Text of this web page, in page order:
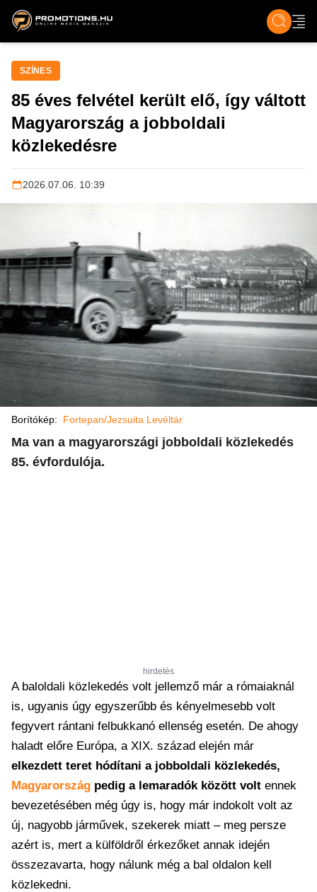
ZENE, FILM & KULT ÉLET TECH &
SZÍNES
85 éves felvétel került elő, így váltott
Magyarország a jobboldali
közlekedésre
2026.07.06. 10:39
Borítókép: Fortepan/Jezsuita Levéltár
Ma van a magyarországi jobboldali közlekedés
85. évfordulója.
hirdetés
A baloldali közlekedés volt jellemző már a rómaiaknál
is, ugyanis úgy egyszerűbb és kényelmesebb volt
fegyvert rántani felbukkanó ellenség esetén. De ahogy
haladt előre Európa, a XIX. század elején már
elkezdett teret hódítani a jobboldali közlekedés,
Magyarország pedig a lemaradók között volt ennek
bevezetésében még úgy is, hogy már indokolt volt az
új, nagyobb járművek, szekerek miatt – meg persze
azért is, mert a külföldről érkezőket annak idején
összezavarta, hogy nálunk még a bal oldalon kell
közlekedni.